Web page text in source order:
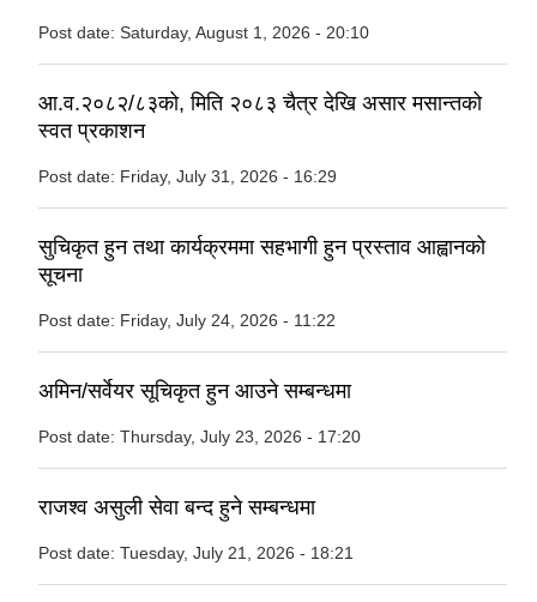
Post date: Saturday, August 1, 2026 - 20:10
आ.व.२०८२/८३को, मिति २०८३ चैत्र देखि असार मसान्तको
स्वत प्रकाशन
Post date: Friday, July 31, 2026 - 16:29
सुचिकृत हुन तथा कार्यक्रममा सहभागी हुन प्रस्ताव आह्वानको
सूचना
Post date: Friday, July 24, 2026 - 11:22
अमिन/सर्वेयर सूचिकृत हुन आउने सम्बन्धमा
Post date: Thursday, July 23, 2026 - 17:20
राजश्व असुली सेवा बन्द हुने सम्बन्धमा
Post date: Tuesday, July 21, 2026 - 18:21